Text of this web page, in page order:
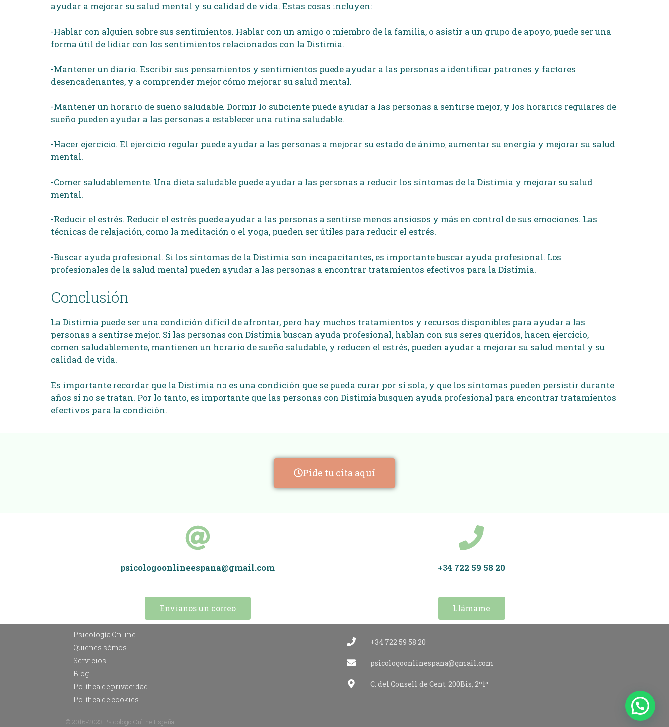
ayudar a mejorar su salud mental y su calidad de vida. Estas cosas incluyen:
-Hablar con alguien sobre sus sentimientos. Hablar con un amigo o miembro de la familia, o asistir a un grupo de apoyo, puede ser una
forma útil de lidiar con los sentimientos relacionados con la Distimia.
-Mantener un diario. Escribir sus pensamientos y sentimientos puede ayudar a las personas a identificar patrones y factores
desencadenantes, y a comprender mejor cómo mejorar su salud mental.
-Mantener un horario de sueño saludable. Dormir lo suficiente puede ayudar a las personas a sentirse mejor, y los horarios regulares de
sueño pueden ayudar a las personas a establecer una rutina saludable.
-Hacer ejercicio. El ejercicio regular puede ayudar a las personas a mejorar su estado de ánimo, aumentar su energía y mejorar su salud
mental.
-Comer saludablemente. Una dieta saludable puede ayudar a las personas a reducir los síntomas de la Distimia y mejorar su salud
mental.
-Reducir el estrés. Reducir el estrés puede ayudar a las personas a sentirse menos ansiosos y más en control de sus emociones. Las
técnicas de relajación, como la meditación o el yoga, pueden ser útiles para reducir el estrés.
-Buscar ayuda profesional. Si los síntomas de la Distimia son incapacitantes, es importante buscar ayuda profesional. Los
profesionales de la salud mental pueden ayudar a las personas a encontrar tratamientos efectivos para la Distimia.
Conclusión
La Distimia puede ser una condición difícil de afrontar, pero hay muchos tratamientos y recursos disponibles para ayudar a las
personas a sentirse mejor. Si las personas con Distimia buscan ayuda profesional, hablan con sus seres queridos, hacen ejercicio,
comen saludablemente, mantienen un horario de sueño saludable, y reducen el estrés, pueden ayudar a mejorar su salud mental y su
calidad de vida.
Es importante recordar que la Distimia no es una condición que se pueda curar por sí sola, y que los síntomas pueden persistir durante
años si no se tratan. Por lo tanto, es importante que las personas con Distimia busquen ayuda profesional para encontrar tratamientos
efectivos para la condición.
Pide tu cita aquí
psicologoonlineespana@gmail.com
Envianos un correo
+34 722 59 58 20
Llámame
Psicología Online
Quienes sómos
Servicios
Blog
Política de privacidad
Política de cookies
+34 722 59 58 20
psicologoonlinespana@gmail.com​
C. del Consell de Cent, 200Bis, 2º1ª
© 2016-2023 Psicologo Online España